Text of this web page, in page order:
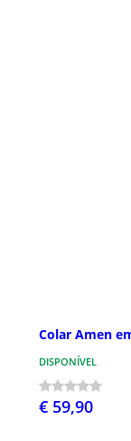
Colar Amen
DISPONÍVEL
€ 59,90